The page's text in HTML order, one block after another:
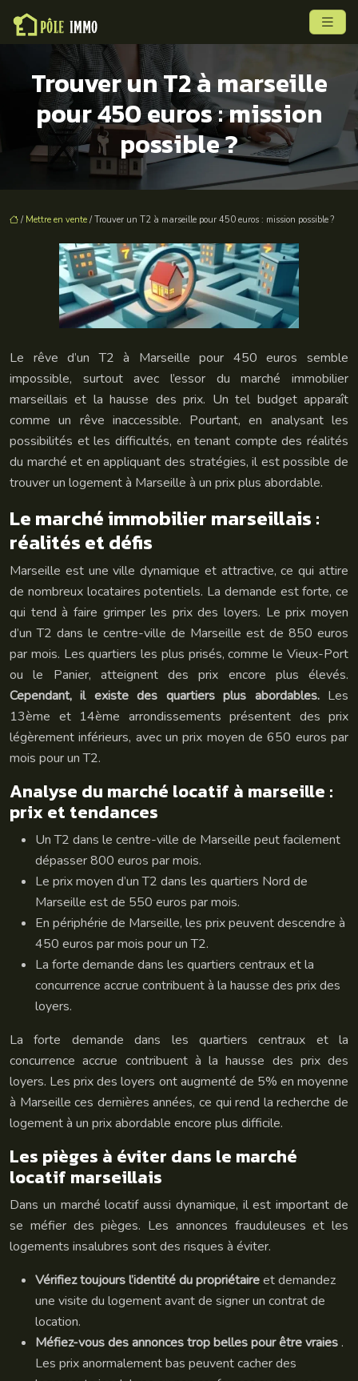
Trouver un T2 à marseille
pour 450 euros : mission
possible ?
/ Mettre en vente / Trouver un T2 à marseille pour 450 euros : mission possible ?
Le rêve d’un T2 à Marseille pour 450 euros semble
impossible, surtout avec l’essor du marché immobilier
marseillais et la hausse des prix. Un tel budget apparaît
comme un rêve inaccessible. Pourtant, en analysant les
possibilités et les difficultés, en tenant compte des réalités
du marché et en appliquant des stratégies, il est possible de
trouver un logement à Marseille à un prix plus abordable.
Le marché immobilier marseillais :
réalités et défis
Marseille est une ville dynamique et attractive, ce qui attire
de nombreux locataires potentiels. La demande est forte, ce
qui tend à faire grimper les prix des loyers. Le prix moyen
d’un T2 dans le centre-ville de Marseille est de 850 euros
par mois. Les quartiers les plus prisés, comme le Vieux-Port
ou le Panier, atteignent des prix encore plus élevés.
Cependant, il existe des quartiers plus abordables. Les
13ème et 14ème arrondissements présentent des prix
légèrement inférieurs, avec un prix moyen de 650 euros par
mois pour un T2.
Analyse du marché locatif à marseille :
prix et tendances
Un T2 dans le centre-ville de Marseille peut facilement
dépasser 800 euros par mois.
Le prix moyen d’un T2 dans les quartiers Nord de
Marseille est de 550 euros par mois.
En périphérie de Marseille, les prix peuvent descendre à
450 euros par mois pour un T2.
La forte demande dans les quartiers centraux et la
concurrence accrue contribuent à la hausse des prix des
loyers.
La forte demande dans les quartiers centraux et la
concurrence accrue contribuent à la hausse des prix des
loyers. Les prix des loyers ont augmenté de 5% en moyenne
à Marseille ces dernières années, ce qui rend la recherche de
logement à un prix abordable encore plus difficile.
Les pièges à éviter dans le marché
locatif marseillais
Dans un marché locatif aussi dynamique, il est important de
se méfier des pièges. Les annonces frauduleuses et les
logements insalubres sont des risques à éviter.
Vérifiez toujours l’identité du propriétaireet demandez
une visite du logement avant de signer un contrat de
location.
Méfiez-vous des annonces trop belles pour être vraies .
Les prix anormalement bas peuvent cacher des